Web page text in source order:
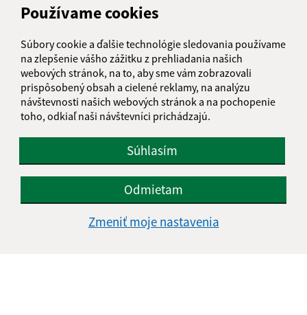
Používame cookies
Súbory cookie a ďalšie technológie sledovania používame
na zlepšenie vášho zážitku z prehliadania našich
webových stránok, na to, aby sme vám zobrazovali
prispôsobený obsah a cielené reklamy, na analýzu
návštevnosti našich webových stránok a na pochopenie
toho, odkiaľ naši návštevníci prichádzajú.
Súhlasím
Odmietam
Zmeniť moje nastavenia
040 22 Košice
+421 55 300 90 01
IČO: 00690988